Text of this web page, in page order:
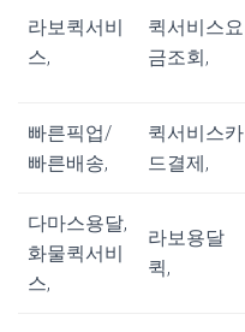
라보퀵서비
스,
퀵서비스요
금조회,
빠른픽업/
빠른배송,
퀵서비스카
드결제,
다마스용달,
화물퀵서비
스,
라보용달
퀵,